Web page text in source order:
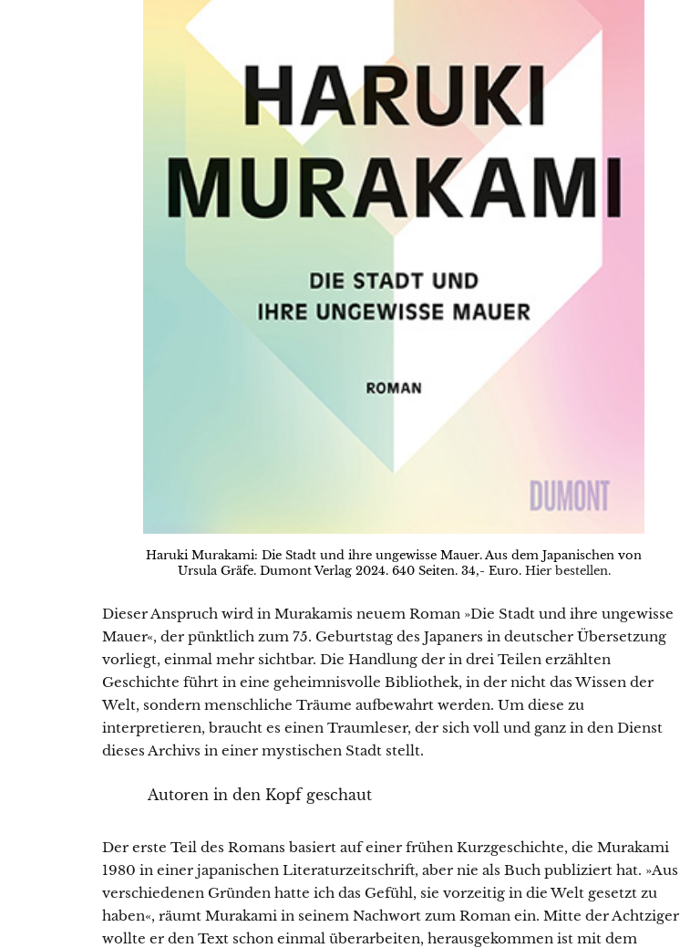
Haruki Murakami: Die Stadt und ihre ungewisse Mauer. Aus dem Japanischen von
Ursula Gräfe. Dumont Verlag 2024. 640 Seiten. 34,- Euro. Hier bestellen.
Dieser Anspruch wird in Murakamis neuem Roman »Die Stadt und ihre ungewisse
Mauer«, der pünktlich zum 75. Geburtstag des Japaners in deutscher Übersetzung
vorliegt, einmal mehr sichtbar. Die Handlung der in drei Teilen erzählten
Geschichte führt in eine geheimnisvolle Bibliothek, in der nicht das Wissen der
Welt, sondern menschliche Träume aufbewahrt werden. Um diese zu
interpretieren, braucht es einen Traumleser, der sich voll und ganz in den Dienst
dieses Archivs in einer mystischen Stadt stellt.
Autoren in den Kopf geschaut
Der erste Teil des Romans basiert auf einer frühen Kurzgeschichte, die Murakami
1980 in einer japanischen Literaturzeitschrift, aber nie als Buch publiziert hat. »Aus
verschiedenen Gründen hatte ich das Gefühl, sie vorzeitig in die Welt gesetzt zu
haben«, räumt Murakami in seinem Nachwort zum Roman ein. Mitte der Achtziger
wollte er den Text schon einmal überarbeiten, herausgekommen ist mit dem